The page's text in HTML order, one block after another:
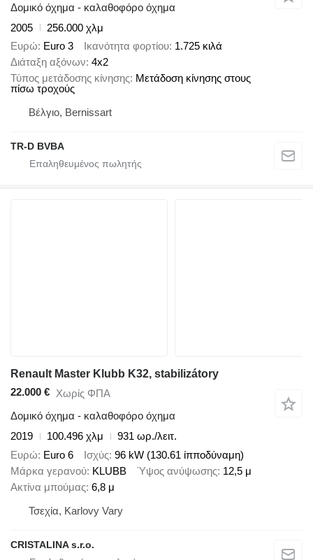
Δομικό όχημα - καλαθοφόρο όχημα
2005
256.000 χλμ
Ευρώ Euro 3 Ικανότητα φορτίου 1.725 κιλά
Διάταξη αξόνων 4x2
Τύπος μετάδοσης κίνησης Μετάδοση κίνησης στους
πίσω τροχούς
Βέλγιο, Bernissart
TR-D BVBA
Renault Master Klubb K32, stabilizátory
22.000 € Χωρίς ΦΠΑ
Δομικό όχημα - καλαθοφόρο όχημα
2019
100.496 χλμ
931 ωρ./λειτ.
Ευρώ Euro 6 Ισχύς 96 kW (130.61 ίπποδύναμη)
Μάρκα γερανού KLUBB Ύψος ανύψωσης 12,5 μ
Ακτίνα μπούμας 6,8 μ
Τσεχία, Karlovy Vary
CRISTALINA s.r.o.